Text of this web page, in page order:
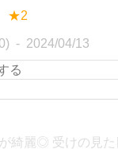
★2
2024/04/13
綺麗◎ 受けの見た